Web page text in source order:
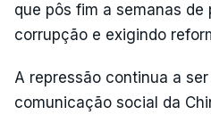
que pôs fim a semanas
corrupção e exigindo
A repressão continua a
comunicação social da